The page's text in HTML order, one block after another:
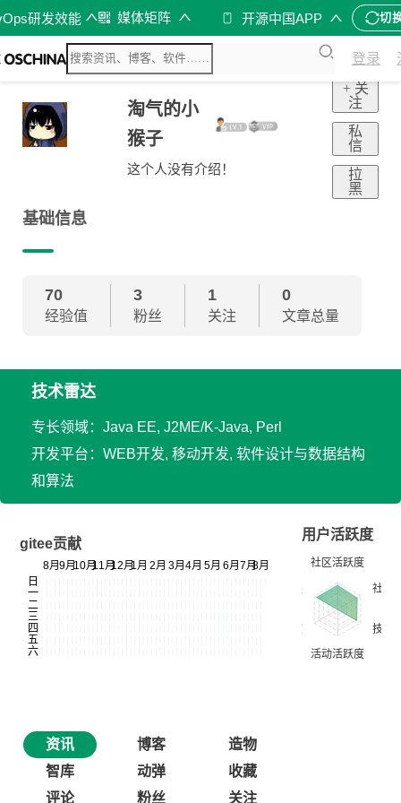
研发效能 媒体矩阵 开源中国APP 切
登录
淘气的小
猴子
这个人没有介绍！
+ 关
注
私
信
拉
黑
基础信息
70
经验值
3
粉丝
1
关注
0
文章总量
技术雷达
专长领域：Java EE, J2ME/K-Java, Perl
开发平台：WEB开发, 移动开发, 软件设计与数据结构
和算法
gitee贡献
用户活跃度
资讯 博客
造物
智库
动弹
收藏
评论
粉丝 关注